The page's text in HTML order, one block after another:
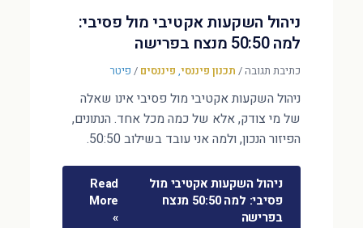
ניהול השקעות אקטיבי מול פסיבי:
למה 50:50 מנצח בפרישה
כתיבת תגובה/ תכנון פיננסי, פיננסים / פיטר
ניהול השקעות אקטיבי מול פסיבי אינו שאלה
של מי צודק, אלא של כמה מכל אחד. הנתונים,
הפיזור הנכון, ולמה אני עובד בשילוב 50:50.
ניהול השקעות אקטיבי מול
פסיבי: למה 50:50 מנצח
בפרישה
Read
More
»